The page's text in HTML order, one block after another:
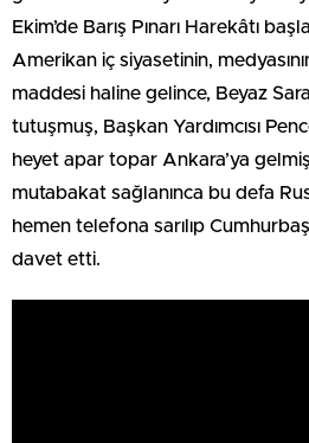
Ekim’de Barış Pınarı Harekâtı
Amerikan iç siyasetinin,
maddesi haline gelince, Beyaz
tutuşmuş, Başkan Yardımcısı
heyet apar topar Ankara’ya
mutabakat sağlanınca bu defa
hemen telefona sarılıp
davet etti.